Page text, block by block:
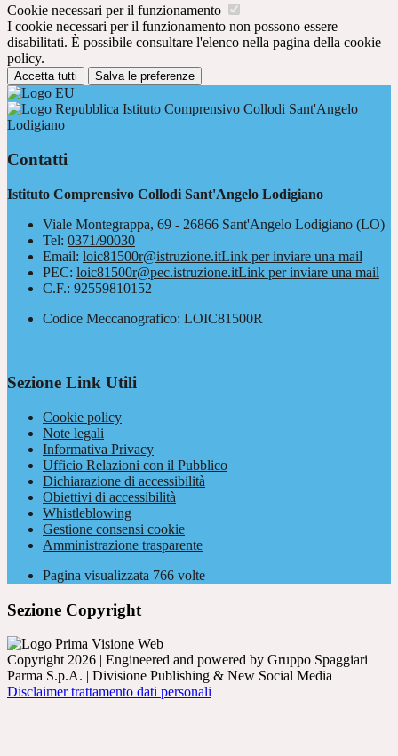
Cookie necessari per il funzionamento
I cookie necessari per il funzionamento non possono essere
disabilitati. È possibile consultare l'elenco nella pagina della cookie
policy.
Accetta tutti Salva le preferenze
Istituto Comprensivo Collodi Sant'Angelo
Lodigiano
Contatti
Istituto Comprensivo Collodi Sant'Angelo Lodigiano
Viale Montegrappa, 69 - 26866 Sant'Angelo Lodigiano (LO)
Tel: 0371/90030
Email: loic81500r@istruzione.itLink per inviare una mail
PEC: loic81500r@pec.istruzione.itLink per inviare una mail
C.F.: 92559810152
Codice Meccanografico: LOIC81500R
Sezione Link Utili
Cookie policy
Note legali
Informativa Privacy
Ufficio Relazioni con il Pubblico
Dichiarazione di accessibilità
Obiettivi di accessibilità
Whistleblowing
Gestione consensi cookie
Amministrazione trasparente
Pagina visualizzata 766 volte
Sezione Copyright
Copyright 2026 | Engineered and powered by Gruppo Spaggiari
Parma S.p.A. | Divisione Publishing & New Social Media
Disclaimer trattamento dati personali